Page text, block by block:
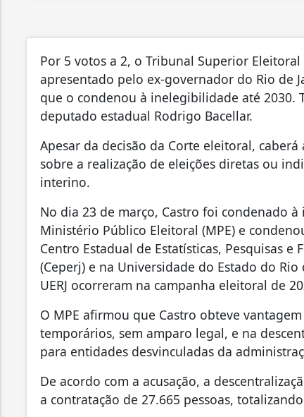
Por 5 votos a 2, o Tribunal Superior
apresentado pelo ex-governador do Rio de
que o condenou à inelegibilidade até 2030.
deputado estadual Rodrigo Bacellar.
Apesar da decisão da Corte eleitoral,
sobre a realização de eleições diretas ou
interino.
No dia 23 de março, Castro foi condenado
Ministério Público Eleitoral (MPE) e
Centro Estadual de Estatísticas, Pesquisas
(Ceperj) e na Universidade do Estado do
UERJ ocorreram na campanha eleitoral de
O MPE afirmou que Castro obteve
temporários, sem amparo legal, e na
para entidades desvinculadas da
De acordo com a acusação, a
a contratação de 27.665 pessoas,